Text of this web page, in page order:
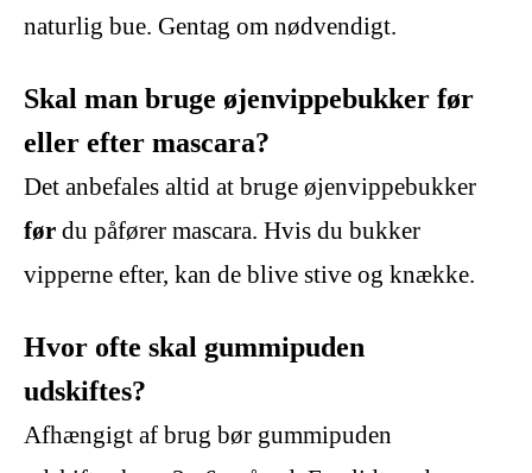
naturlig bue. Gentag om nødvendigt.
Skal man bruge øjenvippebukker før
eller efter mascara?
Det anbefales altid at bruge øjenvippebukker
før du påfører mascara. Hvis du bukker
vipperne efter, kan de blive stive og knække.
Hvor ofte skal gummipuden
udskiftes?
Afhængigt af brug bør gummipuden